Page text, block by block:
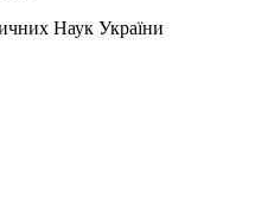
Наук України